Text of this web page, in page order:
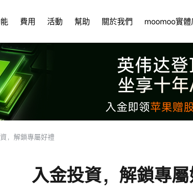
費用 活動 幫助 關於我們 moomoo實體
，解鎖專屬好禮
入金投資，解鎖專